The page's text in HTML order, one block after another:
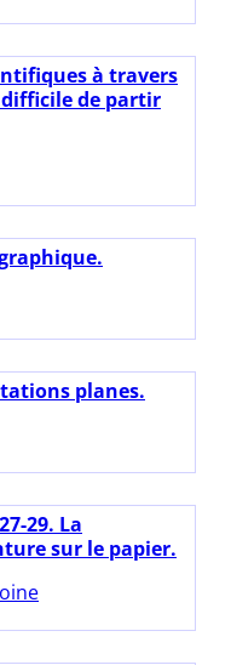
à travers
de partir
planes.
29. La
sur le papier.